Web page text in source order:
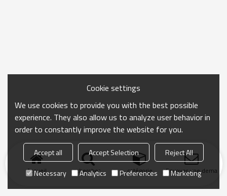
Accueil chercher catégorie Envoyer une
Cookie settings
We use cookies to provide you with the best possible
experience. They also allow us to analyze user behavior in
order to constantly improve the website for you.
Accept all Accept Selection
Reject All
Necessary
Analytics Preferences Marketing